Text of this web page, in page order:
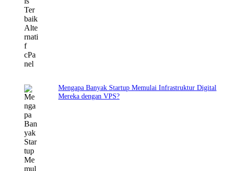
Mengapa Banyak Startup Memulai Infrastruktur Digital
Mereka dengan VPS?